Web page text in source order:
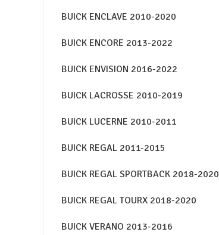
BUICK ENCLAVE 2010-2020
BUICK ENCORE 2013-2022
BUICK ENVISION 2016-2022
BUICK LACROSSE 2010-2019
BUICK LUCERNE 2010-2011
BUICK REGAL 2011-2015
BUICK REGAL SPORTBACK 2018-2020
BUICK REGAL TOURX 2018-2020
BUICK VERANO 2013-2016